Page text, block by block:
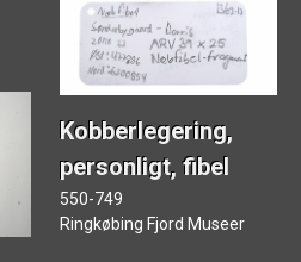
Kobberlegering,
personligt, fibel
550-749
Ringkøbing Fjord Museer